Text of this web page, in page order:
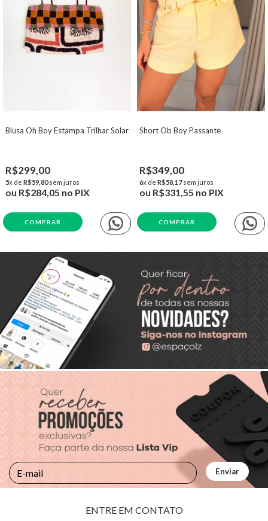
Blusa Oh Boy Estampa Trilhar Solar
R$299,00
5x de R$59,80sem juros
ou R$284,05 no PIX
COMPRAR
Short Ob Boy Passante
R$349,00
6x de R$58,17sem juros
ou R$331,55 no PIX
COMPRAR
ENTRE EM CONTATO